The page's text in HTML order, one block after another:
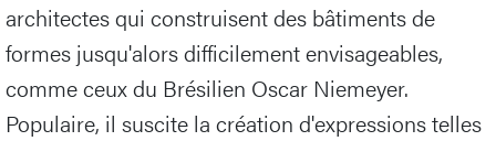
architectes qui construisent des bâtiments de
formes jusqu'alors difficilement envisageables,
comme ceux du Brésilien Oscar Niemeyer.
Populaire, il suscite la création d'expressions telles